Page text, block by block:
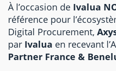
À l’occasion de Ivalua
référence pour
Digital Procurement,
par Ivalua en recevant
Partner France &